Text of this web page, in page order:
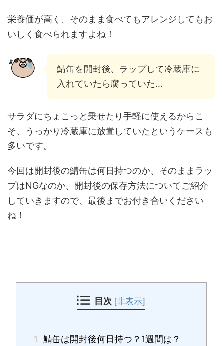
栄養価が高く、そのまま食べてもアレンジしてもお
いしく食べられますよね！
鯖缶を開封後、ラップして冷蔵庫に
入れていたら腐っていた…
サラダにちょこっと乗せたり手軽に使えるからこ
そ、うっかり冷蔵庫に放置していたというケースも
多いです。
今回は開封後の鯖缶は何日持つのか、そのままラッ
プはNGなのか、開封後の保存方法についてご紹介
していきますので、最後までお付き合いください
ね！
目次 [非表示]
1 鯖缶は開封後何日持つ？1週間は？